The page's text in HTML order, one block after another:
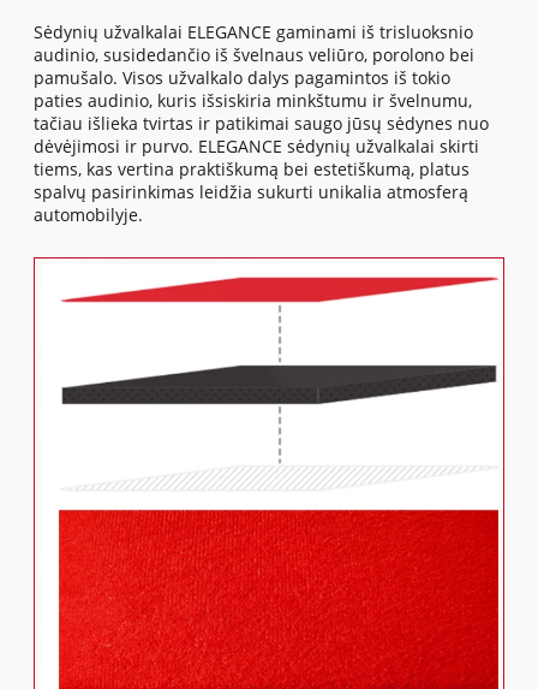
Sėdynių užvalkalai ELEGANCE gaminami iš trisluoksnio
audinio, susidedančio iš švelnaus veliūro, porolono bei
pamušalo. Visos užvalkalo dalys pagamintos iš tokio
paties audinio, kuris išsiskiria minkštumu ir švelnumu,
tačiau išlieka tvirtas ir patikimai saugo jūsų sėdynes nuo
dėvėjimosi ir purvo. ELEGANCE sėdynių užvalkalai skirti
tiems, kas vertina praktiškumą bei estetiškumą, platus
spalvų pasirinkimas leidžia sukurti unikalia atmosferą
automobilyje.